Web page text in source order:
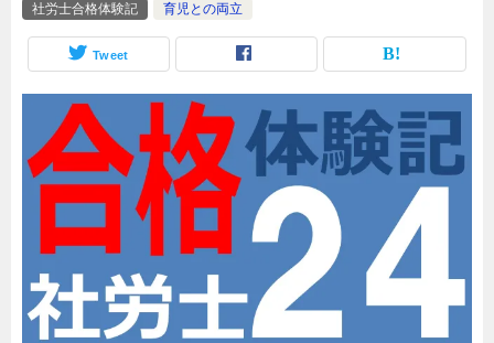
社労士合格体験記
育児との両立
Tweet